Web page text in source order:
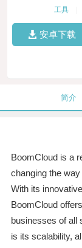
工具
安卓下载
简介
BoomCloud is a
changing the
With its
BoomCloud
businesses of all
is its scalability,